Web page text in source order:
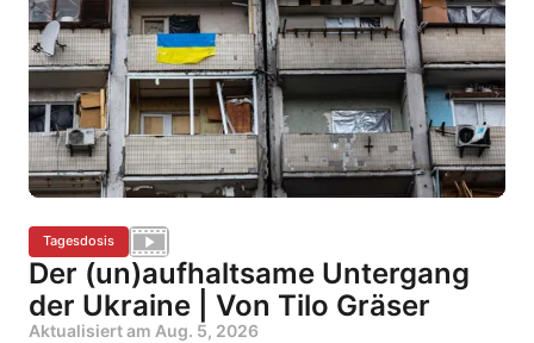
Tagesdosis
Der (un)aufhaltsame Untergang
der Ukraine | Von Tilo Gräser
Aktualisiert am Aug. 5, 2026